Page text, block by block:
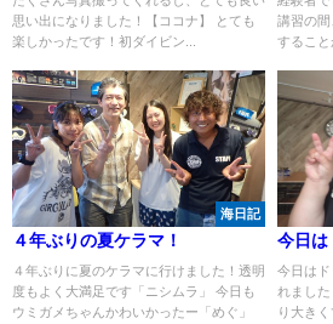
思い出になりました！【ココナ】 とても
楽しかったです！初ダイビン...
講習の
すること
海日記
４年ぶりの夏ケラマ！
４年ぶりに夏のケラマに行けました！透明
度もよく大満足です「ニシムラ」 今日も
ウミガメちゃんかわいかったー「めぐ」
今日は
今日は
れまし
り大き